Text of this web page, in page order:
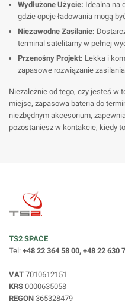
Wydłużone Użycie: Idealna na
gdzie opcje ładowania mogą
Niezawodne Zasilanie:
terminal satelitarny w pełnej
Przenośny Projekt: Lekka i
zapasowe rozwiązanie
Niezależnie od tego, czy jesteś w
miejsc, zapasowa bateria do
niezbędnym akcesorium,
pozostaniesz w kontakcie, kiedy
TS2 SPACE
Tel: +48 22 364 58 00, +48 22 630
VAT 7010612151
KRS 0000635058
REGON 365328479